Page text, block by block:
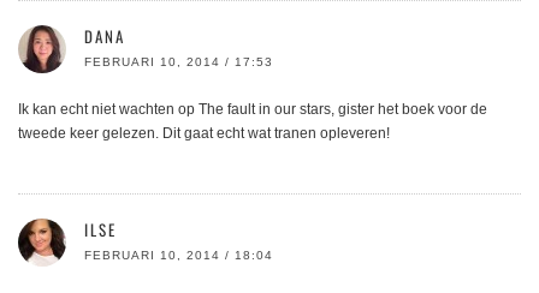
DANA
FEBRUARI 10, 2014 / 17:53
Ik kan echt niet wachten op The fault in our stars, gister het boek voor de
tweede keer gelezen. Dit gaat echt wat tranen opleveren!
ILSE
FEBRUARI 10, 2014 / 18:04